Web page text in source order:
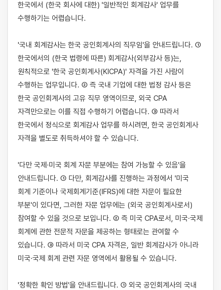
한국에서 (한국 회사에 대한) '일반적인 회계감사' 업무를
수행하기는 어렵습니다.
'국내 회계감사는 한국 공인회계사의 직무임'을 안내드립니다. ①
한국에서의 (한국 법령에 따른) 회계감사(외부감사 등)는,
원칙적으로 '한국 공인회계사(KICPA)' 자격을 가진 사람이
수행하는 업무입니다. ② 즉 국내 기업에 대한 법정 감사 등은
한국 공인회계사의 고유 직무 영역이므로, 외국 CPA
자격만으로는 이를 직접 수행하기 어렵습니다. ③ 따라서
한국에서 정식으로 회계감사 업무를 하시려면, 한국 공인회계사
자격을 별도로 취득하셔야 할 수 있습니다.
'다만 국제·미국 회계 자문 부분에는 참여 가능할 수 있음'을
안내드립니다. ① 다만, 회계감사를 진행하는 과정에서 '미국
회계 기준이나 국제회계기준(IFRS)에 대한 자문이 필요한
부분'이 있다면, 그러한 자문 업무에는 (외국 공인회계사로서)
참여할 수 있을 것으로 보입니다. ② 즉 미국 CPA로서, 미국·국제
회계에 관한 전문적 자문을 제공하는 형태로는 관여할 수
있습니다. ③ 따라서 미국 CPA 자격은, 일반 회계감사가 아니라
미국·국제 회계 관련 자문 영역에서 활용될 수 있습니다.
'정확한 확인 방법'을 안내드립니다. ① 외국 공인회계사의 국내